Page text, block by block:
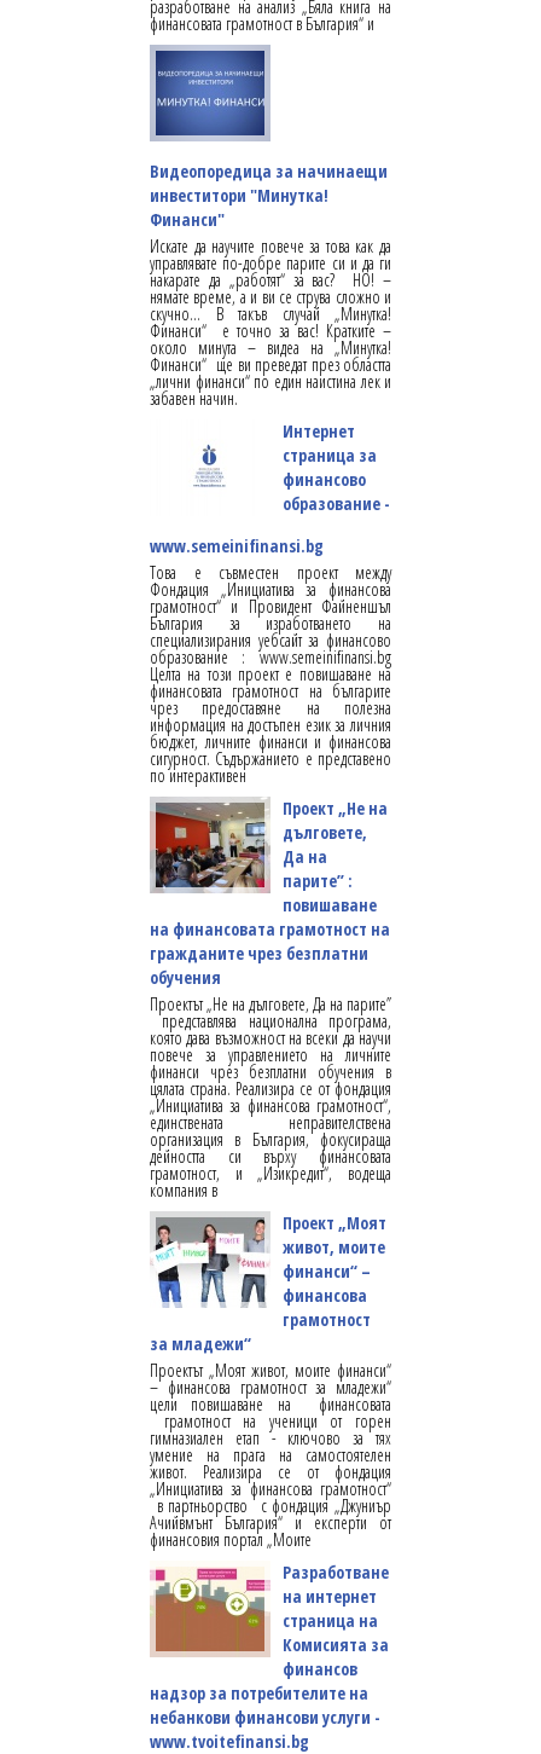
разработване на анализ „Бяла книга на
финансовата грамотност в България“ и
Видеопоредица за начинаещи
инвеститори "Минутка!
Финанси"
Искате да научите повече за това как да
управлявате по-добре парите си и да ги
накарате да „работят“ за вас? НО! –
нямате време, а и ви се струва сложно и
скучно… В такъв случай „Минутка!
Финанси“ е точно за вас! Кратките –
около минута – видеа на „Минутка!
Финанси“ ще ви преведат през областта
„лични финанси“ по един наистина лек и
забавен начин.
Интернет
страница за
финансово
образование -
www.semeinifinansi.bg
Това е съвместен проект между
Фондация „Инициатива за финансова
грамотност“ и Провидент Файненшъл
България за изработването на
специализирания уебсайт за финансово
образование : www.semeinifinansi.bg
Целта на този проект е повишаване на
финансовата грамотност на българите
чрез предоставяне на полезна
информация на достъпен език за личния
бюджет, личните финанси и финансова
сигурност. Съдържанието е представено
по интерактивен
Проект „Не на
дълговете,
Да на
парите” :
повишаване
на финансовата грамотност на
гражданите чрез безплатни
обучения
Проектът „Не на дълговете, Да на парите”
представлява национална програма,
която дава възможност на всеки да научи
повече за управлението на личните
финанси чрез безплатни обучения в
цялата страна. Реализира се от фондация
„Инициатива за финансова грамотност“,
единствената неправителствена
организация в България, фокусираща
дейността си върху финансовата
грамотност, и „Изикредит“, водеща
компания в
Проект „Моят
живот, моите
финанси“ –
финансова
грамотност
за младежи“
Проектът „Моят живот, моите финанси“
– финансова грамотност за младежи“
цели повишаване на финансовата
грамотност на ученици от горен
гимназиален етап - ключово за тях
умение на прага на самостоятелен
живот. Реализира се от фондация
„Инициатива за финансова грамотност“
в партньорство с фондация „Джуниър
Ачийвмънт България“ и експерти от
финансовия портал „Моите
Разработване
на интернет
страница на
Комисията за
финансов
надзор за потребителите на
небанкови финансови услуги -
www.tvoitefinansi.bg